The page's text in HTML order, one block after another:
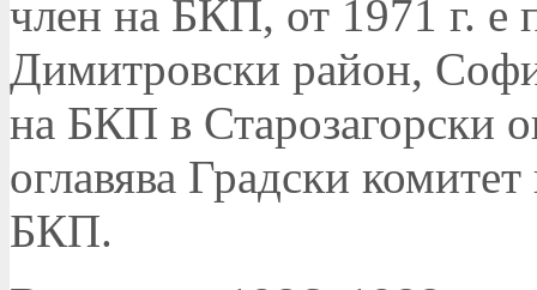
член на БКП, от 1971 г. е
Димитровски район,
на БКП в Старозагорски
оглавява Градски
БКП.